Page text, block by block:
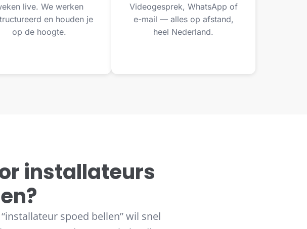
live. We werken
en houden je
op de hoogte.
Videogesprek, WhatsApp of
e-mail — alles op afstand,
heel Nederland.
installateurs
spoed bellen” wil snel